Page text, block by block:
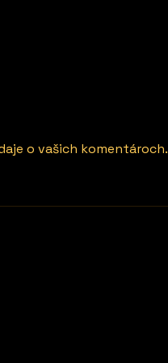
o vašich komentároch.